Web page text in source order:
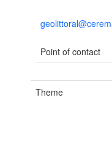
Point of contact
Theme